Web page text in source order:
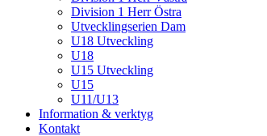
Division 1 Herr Östra
Utvecklingserien Dam
U18 Utveckling
U18
U15 Utveckling
U15
U11/U13
Information & verktyg
Kontakt